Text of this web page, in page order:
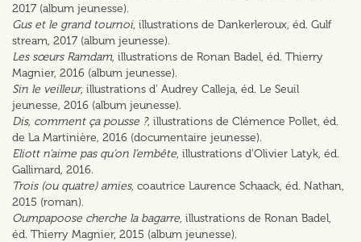
2017 (album jeunesse).
Gus et le grand tournoi, illustrations de Dankerleroux, éd. Gulf
stream, 2017 (album jeunesse).
Les sœurs Ramdam, illustrations de Ronan Badel, éd. Thierry
Magnier, 2016 (album jeunesse).
Sin le veilleur, illustrations d’ Audrey Calleja, éd. Le Seuil
jeunesse, 2016 (album jeunesse).
Dis, comment ça pousse ?, illustrations de Clémence Pollet, éd.
de La Martinière, 2016 (documentaire jeunesse).
Eliott n’aime pas qu’on l’embête, illustrations d’Olivier Latyk, éd.
Gallimard, 2016.
Trois (ou quatre) amies, coautrice Laurence Schaack, éd. Nathan,
2015 (roman).
Oumpapoose cherche la bagarre, illustrations de Ronan Badel,
éd. Thierry Magnier, 2015 (album jeunesse).